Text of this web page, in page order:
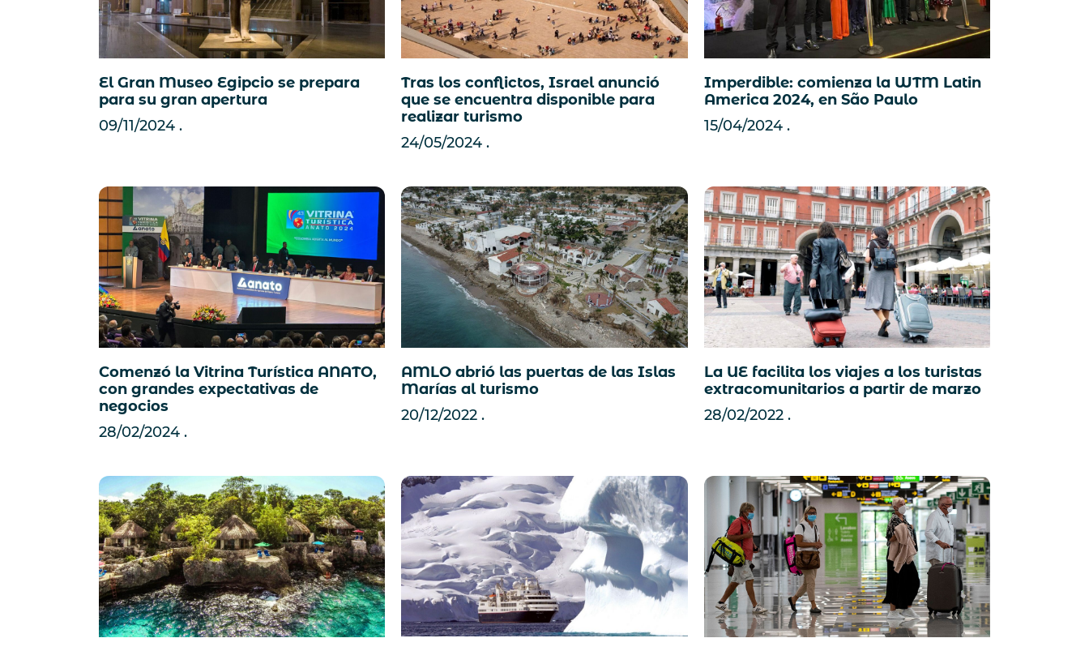
El Gran Museo Egipcio se prepara
para su gran apertura
09/11/2024
Tras los conflictos, Israel anunció
que se encuentra disponible para
realizar turismo
24/05/2024
Imperdible: comienza la WTM Latin
America 2024, en São Paulo
15/04/2024
Comenzó la Vitrina Turística ANATO,
con grandes expectativas de
negocios
28/02/2024
AMLO abrió las puertas de las Islas
Marías al turismo
20/12/2022
La UE facilita los viajes a los turistas
extracomunitarios a partir de marzo
28/02/2022